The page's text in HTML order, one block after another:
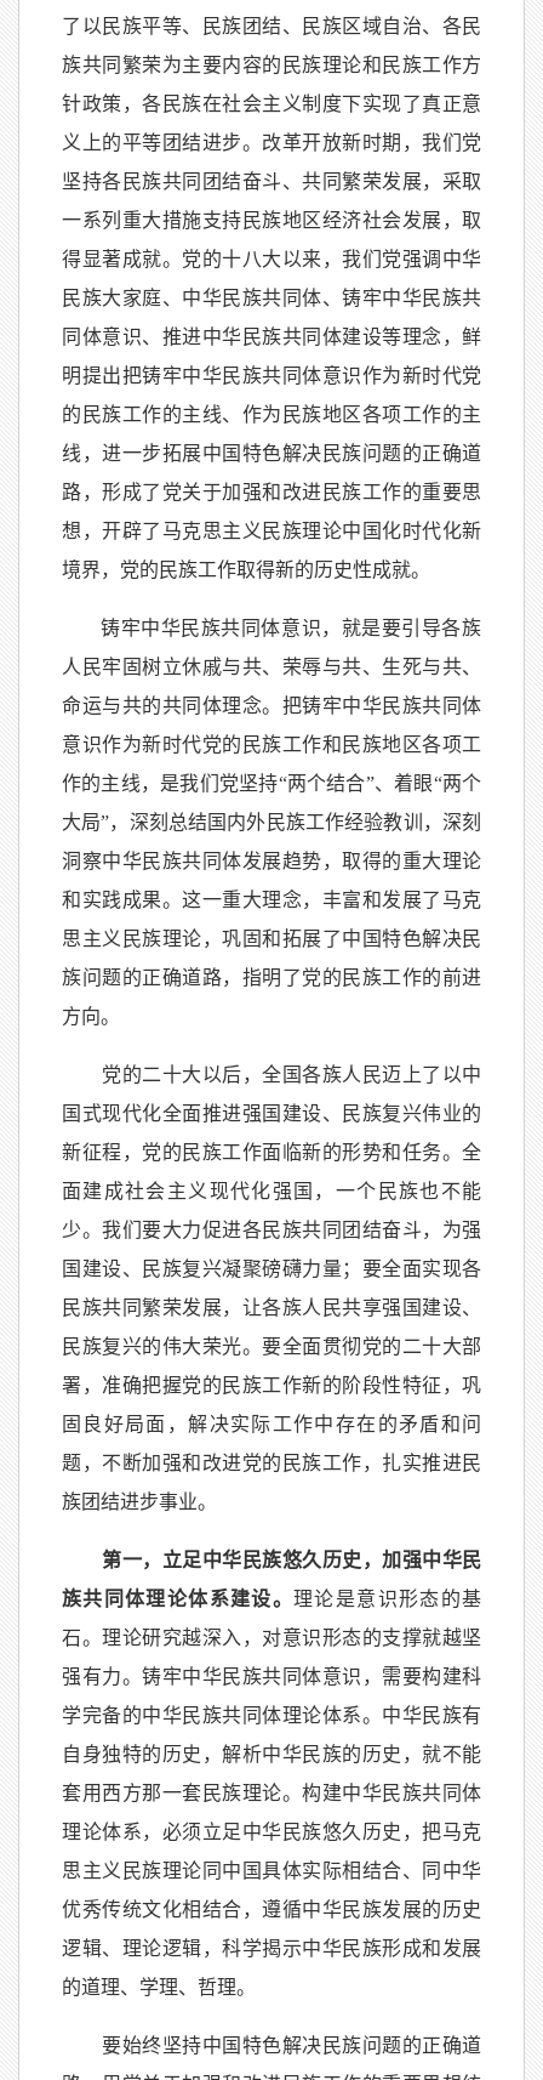
了以民族平等、民族团结、民族区域自治、各民
族共同繁荣为主要内容的民族理论和民族工作方
针政策，各民族在社会主义制度下实现了真正意
义上的平等团结进步。改革开放新时期，我们党
坚持各民族共同团结奋斗、共同繁荣发展，采取
一系列重大措施支持民族地区经济社会发展，取
得显著成就。党的十八大以来，我们党强调中华
民族大家庭、中华民族共同体、铸牢中华民族共
同体意识、推进中华民族共同体建设等理念，鲜
明提出把铸牢中华民族共同体意识作为新时代党
的民族工作的主线、作为民族地区各项工作的主
线，进一步拓展中国特色解决民族问题的正确道
路，形成了党关于加强和改进民族工作的重要思
想，开辟了马克思主义民族理论中国化时代化新
境界，党的民族工作取得新的历史性成就。
铸牢中华民族共同体意识，就是要引导各族
人民牢固树立休戚与共、荣辱与共、生死与共、
命运与共的共同体理念。把铸牢中华民族共同体
意识作为新时代党的民族工作和民族地区各项工
作的主线，是我们党坚持“两个结合”、着眼“两个
大局”，深刻总结国内外民族工作经验教训，深刻
洞察中华民族共同体发展趋势，取得的重大理论
和实践成果。这一重大理念，丰富和发展了马克
思主义民族理论，巩固和拓展了中国特色解决民
族问题的正确道路，指明了党的民族工作的前进
方向。
党的二十大以后，全国各族人民迈上了以中
国式现代化全面推进强国建设、民族复兴伟业的
新征程，党的民族工作面临新的形势和任务。全
面建成社会主义现代化强国，一个民族也不能
少。我们要大力促进各民族共同团结奋斗，为强
国建设、民族复兴凝聚磅礴力量；要全面实现各
民族共同繁荣发展，让各族人民共享强国建设、
民族复兴的伟大荣光。要全面贯彻党的二十大部
署，准确把握党的民族工作新的阶段性特征，巩
固良好局面，解决实际工作中存在的矛盾和问
题，不断加强和改进党的民族工作，扎实推进民
族团结进步事业。
第一，立足中华民族悠久历史，加强中华民
族共同体理论体系建设。 理论是意识形态的基
石。理论研究越深入，对意识形态的支撑就越坚
强有力。铸牢中华民族共同体意识，需要构建科
学完备的中华民族共同体理论体系。中华民族有
自身独特的历史，解析中华民族的历史，就不能
套用西方那一套民族理论。构建中华民族共同体
理论体系，必须立足中华民族悠久历史，把马克
思主义民族理论同中国具体实际相结合、同中华
优秀传统文化相结合，遵循中华民族发展的历史
逻辑、理论逻辑，科学揭示中华民族形成和发展
的道理、学理、哲理。
要始终坚持中国特色解决民族问题的正确道